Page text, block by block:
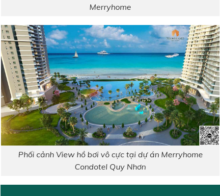
Merryhome
Phối cảnh View hồ bơi vô cực tại dự án Merryhome
Condotel Quy Nhơn